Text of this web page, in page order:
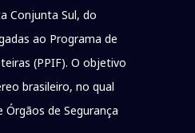
Conjunta Sul, do
ao Programa de
(PPIF). O objetivo
brasileiro, no qual
de Segurança